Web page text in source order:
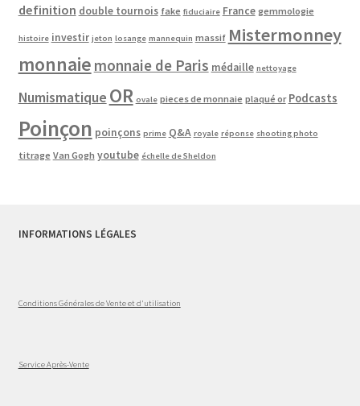
definition double tournois fake fiduciaire France gemmologie
histoire investir jeton losange mannequin massif Mistermonney
monnaie monnaie de Paris médaille nettoyage
Numismatique OR ovale pieces de monnaie plaqué or Podcasts
Poinçon poinçons prime Q&A royale réponse shooting photo
titrage Van Gogh youtube échelle de Sheldon
INFORMATIONS LÉGALES
Conditions Générales de Vente et d'utilisation
Service Après-Vente